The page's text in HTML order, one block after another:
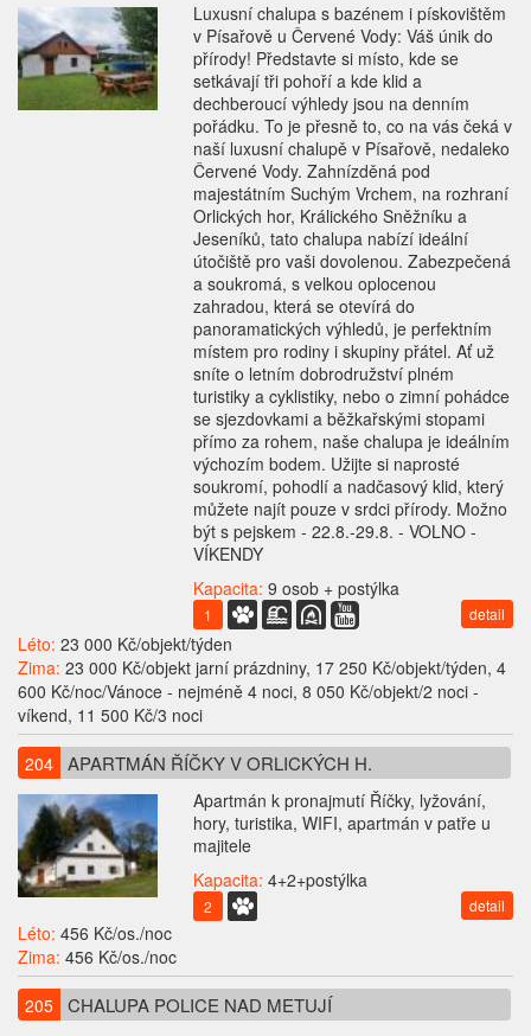
Luxusní chalupa s bazénem i pískovištěm
v Písařově u Červené Vody: Váš únik do
přírody! Představte si místo, kde se
setkávají tři pohoří a kde klid a
dechberoucí výhledy jsou na denním
pořádku. To je přesně to, co na vás čeká v
naší luxusní chalupě v Písařově, nedaleko
Červené Vody. Zahnízděná pod
majestátním Suchým Vrchem, na rozhraní
Orlických hor, Králického Sněžníku a
Jeseníků, tato chalupa nabízí ideální
útočiště pro vaši dovolenou. Zabezpečená
a soukromá, s velkou oplocenou
zahradou, která se otevírá do
panoramatických výhledů, je perfektním
místem pro rodiny i skupiny přátel. Ať už
sníte o letním dobrodružství plném
turistiky a cyklistiky, nebo o zimní pohádce
se sjezdovkami a běžkařskými stopami
přímo za rohem, naše chalupa je ideálním
výchozím bodem. Užijte si naprosté
soukromí, pohodlí a nadčasový klid, který
můžete najít pouze v srdci přírody. Možno
být s pejskem - 22.8.-29.8. - VOLNO -
VÍKENDY
Kapacita: 9 osob + postýlka
1 detail
Léto: 23 000 Kč/objekt/týden
Zima: 23 000 Kč/objekt jarní prázdniny, 17 250 Kč/objekt/týden, 4
600 Kč/noc/Vánoce - nejméně 4 noci, 8 050 Kč/objekt/2 noci -
víkend, 11 500 Kč/3 noci
204 APARTMÁN ŘÍČKY V ORLICKÝCH H.
Apartmán k pronajmutí Říčky, lyžování,
hory, turistika, WIFI, apartmán v patře u
majitele
Kapacita: 4+2+postýlka
2 detail
Léto: 456 Kč/os./noc
Zima: 456 Kč/os./noc
205 CHALUPA POLICE NAD METUJÍ